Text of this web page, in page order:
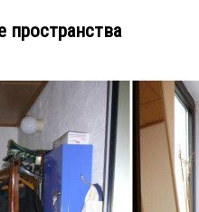
пространства